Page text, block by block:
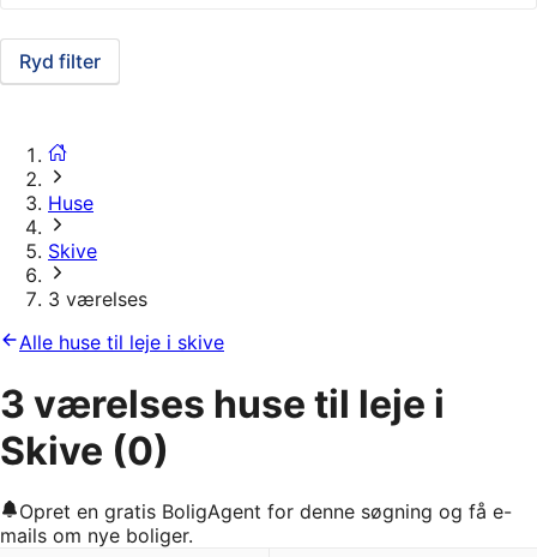
Ryd filter
Huse
Skive
3 værelses
Alle huse til leje i skive
3 værelses huse til leje i
Skive (0)
Opret en gratis BoligAgent for denne søgning og få e-
mails om nye boliger.